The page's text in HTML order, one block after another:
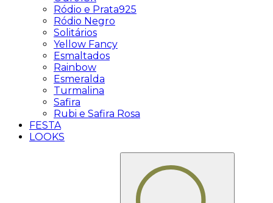
Ródio e Prata925
Ródio Negro
Solitários
Yellow Fancy
Esmaltados
Rainbow
Esmeralda
Turmalina
Safira
Rubi e Safira Rosa
FESTA
LOOKS